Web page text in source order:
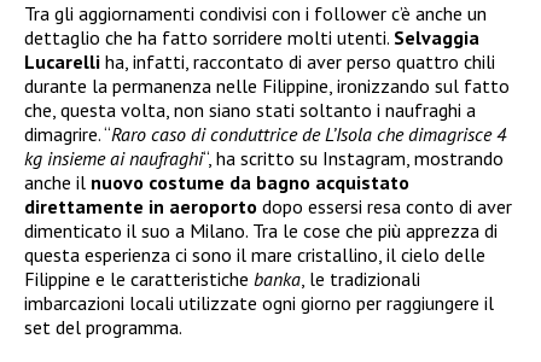
Tra gli aggiornamenti condivisi con i follower c’è anche un
dettaglio che ha fatto sorridere molti utenti. Selvaggia
Lucarelli ha, infatti, raccontato di aver perso quattro chili
durante la permanenza nelle Filippine, ironizzando sul fatto
che, questa volta, non siano stati soltanto i naufraghi a
dimagrire. “Raro caso di conduttrice de L’Isola che dimagrisce 4
kg insieme ai naufraghi“, ha scritto su Instagram, mostrando
anche il nuovo costume da bagno acquistato
direttamente in aeroporto dopo essersi resa conto di aver
dimenticato il suo a Milano. Tra le cose che più apprezza di
questa esperienza ci sono il mare cristallino, il cielo delle
Filippine e le caratteristiche banka, le tradizionali
imbarcazioni locali utilizzate ogni giorno per raggiungere il
set del programma.